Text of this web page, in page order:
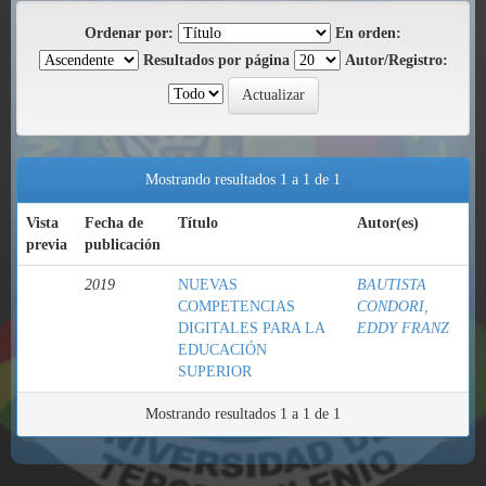
Ordenar por:
En orden:
Resultados por página
Autor/Registro:
Mostrando resultados 1 a 1 de 1
Vista
previa
Fecha de
publicación
Título Autor(es)
2019
NUEVAS
COMPETENCIAS
DIGITALES PARA LA
EDUCACIÓN
SUPERIOR
BAUTISTA
CONDORI,
EDDY FRANZ
Mostrando resultados 1 a 1 de 1